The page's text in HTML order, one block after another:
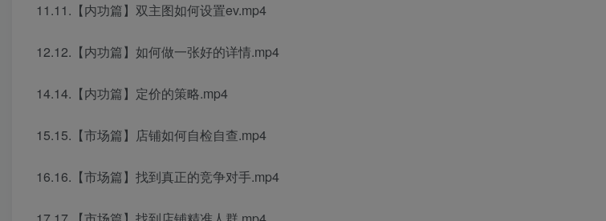
11.11.【内功篇】双主图如何设置ev.mp4
12.12.【内功篇】如何做一张好的详情.mp4
14.14.【内功篇】定价的策略.mp4
15.15.【市场篇】店铺如何自检自查.mp4
16.16.【市场篇】找到真正的竞争对手.mp4